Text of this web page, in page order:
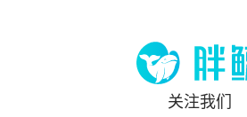
关注我们